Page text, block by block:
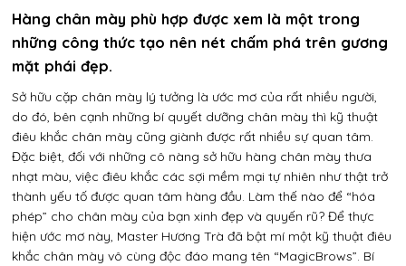
Hàng chân mày phù hợp được xem là một trong
những công thức tạo nên nét chấm phá trên gương
mặt phái đẹp.
Sở hữu cặp chân mày lý tưởng là ước mơ của rất nhiều người,
do đó, bên cạnh những bí quyết dưỡng chân mày thì kỹ thuật
điêu khắc chân mày cũng giành được rất nhiều sự quan tâm.
Đặc biệt, đối với những cô nàng sở hữu hàng chân mày thưa
nhạt màu, việc điêu khắc các sợi mềm mại tự nhiên như thật trở
thành yếu tố được quan tâm hàng đầu. Làm thế nào để “hóa
phép” cho chân mày của bạn xinh đẹp và quyến rũ? Để thực
hiện ước mơ này, Master Hương Trà đã bật mí một kỹ thuật điêu
khắc chân mày vô cùng độc đáo mang tên “MagicBrows”. Bí